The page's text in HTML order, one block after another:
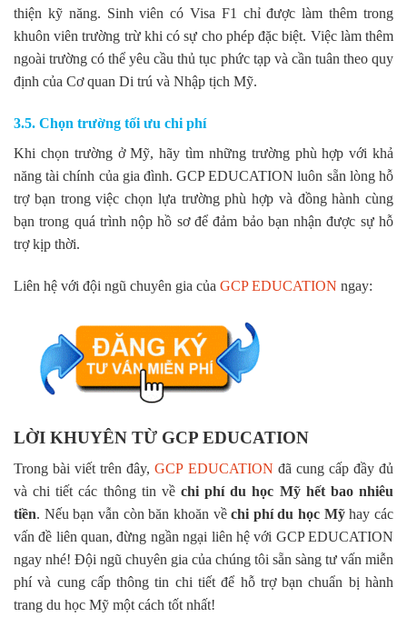
thiện kỹ năng. Sinh viên có Visa F1 chỉ được làm thêm trong
khuôn viên trường trừ khi có sự cho phép đặc biệt. Việc làm thêm
ngoài trường có thể yêu cầu thủ tục phức tạp và cần tuân theo quy
định của Cơ quan Di trú và Nhập tịch Mỹ.
3.5. Chọn trường tối ưu chi phí
Khi chọn trường ở Mỹ, hãy tìm những trường phù hợp với khả
năng tài chính của gia đình. GCP EDUCATION luôn sẵn lòng hỗ
trợ bạn trong việc chọn lựa trường phù hợp và đồng hành cùng
bạn trong quá trình nộp hồ sơ để đảm bảo bạn nhận được sự hỗ
trợ kịp thời.
Liên hệ với đội ngũ chuyên gia của GCP EDUCATION ngay:
LỜI KHUYÊN TỪ GCP EDUCATION
Trong bài viết trên đây,GCP EDUCATION đã cung cấp đầy đủ
và chi tiết các thông tin về chi phí du học Mỹ hết bao nhiêu
tiền. Nếu bạn vẫn còn băn khoăn vềchi phí du học Mỹhay các
vấn đề liên quan, đừng ngần ngại liên hệ với GCP EDUCATION
ngay nhé! Đội ngũ chuyên gia của chúng tôi sẵn sàng tư vấn miễn
phí và cung cấp thông tin chi tiết để hỗ trợ bạn chuẩn bị hành
trang du học Mỹ một cách tốt nhất!